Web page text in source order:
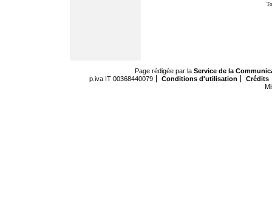
Page rédigée par la Service de la
p.iva IT 00368440079
Conditions d'utilisation
Crédits